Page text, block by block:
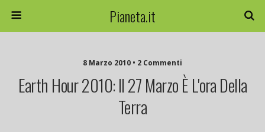
Pianeta.it
8 Marzo 2010 • 2 Commenti
Earth Hour 2010: Il 27 Marzo È L'ora Della
Terra